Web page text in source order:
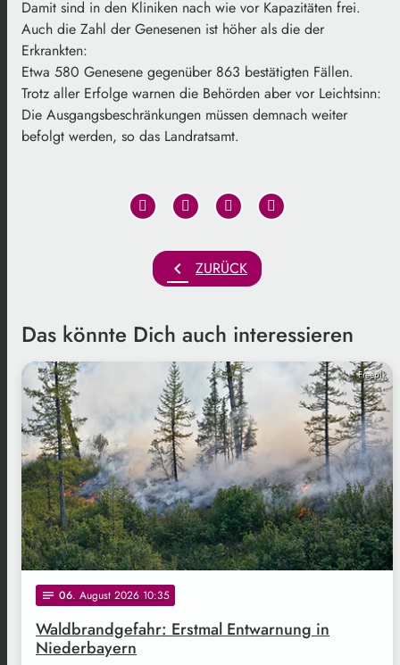
Damit sind in den Kliniken nach wie vor Kapazitäten frei.
Auch die Zahl der Genesenen ist höher als die der
Erkrankten:
Etwa 580 Genesene gegenüber 863 bestätigten Fällen.
Trotz aller Erfolge warnen die Behörden aber vor Leichtsinn:
Die Ausgangsbeschränkungen müssen demnach weiter
befolgt werden, so das Landratsamt.
chevron_left ZURÜCK
Das könnte Dich auch interessieren
Freepik
notes 06. August 2026 10:35
Waldbrandgefahr: Erstmal Entwarnung in
Niederbayern